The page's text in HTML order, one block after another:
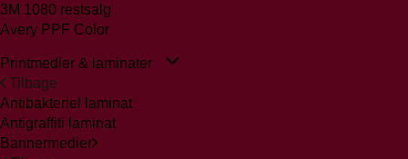
3M 1080 restsalg
Avery PPF Color
Printmedier & laminater
Tilbage
Antibakteriel laminat
Antigraffiti laminat
Bannermedier